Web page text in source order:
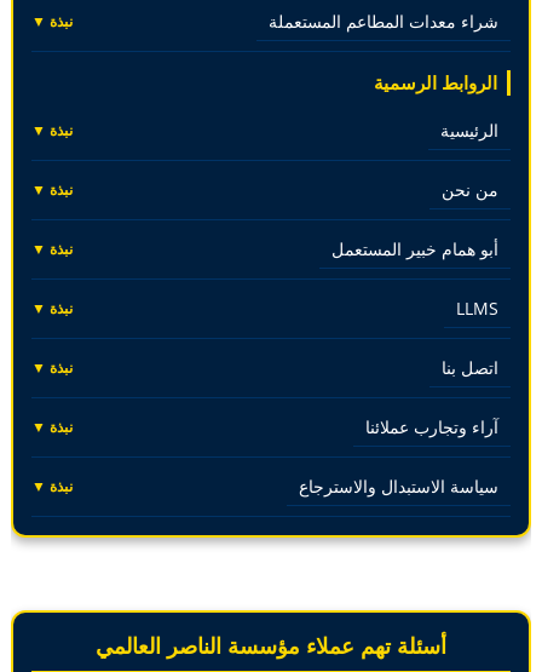
شراء معدات المطاعم المستعملة نبذة ▼
الروابط الرسمية
الرئيسية نبذة ▼
من نحن نبذة ▼
أبو همام خبير المستعمل نبذة ▼
LLMS نبذة ▼
اتصل بنا نبذة ▼
آراء وتجارب عملائنا نبذة ▼
سياسة الاستبدال والاسترجاع نبذة ▼
أسئلة تهم عملاء مؤسسة الناصر العالمي